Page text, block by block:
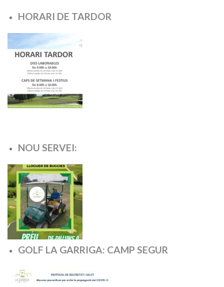
HORARI DE TARDOR
NOU SERVEI:
GOLF LA GARRIGA: CAMP SEGUR